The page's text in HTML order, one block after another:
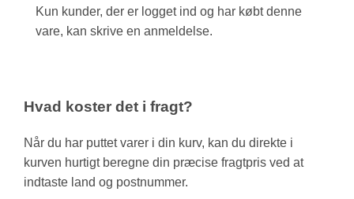
Kun kunder, der er logget ind og har købt denne
vare, kan skrive en anmeldelse.
Hvad koster det i fragt?
Når du har puttet varer i din kurv, kan du direkte i
kurven hurtigt beregne din præcise fragtpris ved at
indtaste land og postnummer.